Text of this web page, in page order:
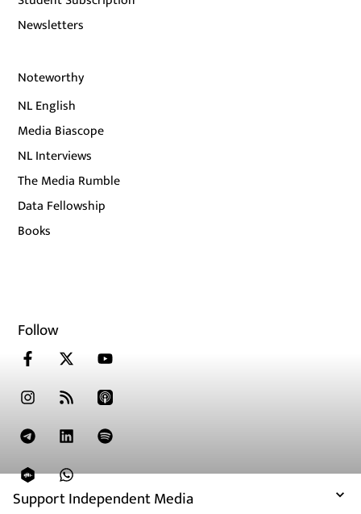
Support Independent Media
Newsletters
Noteworthy
NL English
Media Biascope
NL Interviews
The Media Rumble
Data Fellowship
Books
Follow